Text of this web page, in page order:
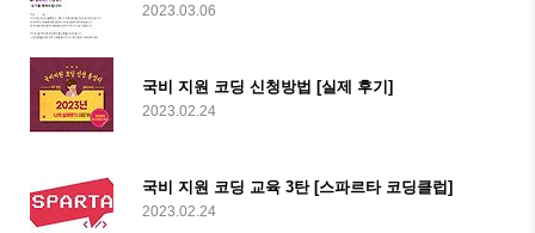
2023.03.06
국비 지원 코딩 신청방법 [실제 후기]
2023.02.24
국비 지원 코딩 교육 3탄 [스파르타 코딩클럽]
2023.02.24